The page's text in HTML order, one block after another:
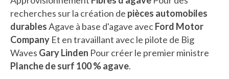
recherches sur la création de pièces automobiles
durablesAgave à base d'agave avecFord Motor
Company Et en travaillant avec le pilote de Big
Waves Gary Linden Pour créer le premier ministre
Planche de surf 100 % agave.